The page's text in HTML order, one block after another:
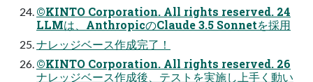
©KINTO Corporation. All rights reserved. 24
LLMは、AnthropicのClaude 3.5 Sonnetを採用
ナレッジベース作成完了！
©KINTO Corporation. All rights reserved. 26
ナレッジベース作成後、テストを実施し上手く動い